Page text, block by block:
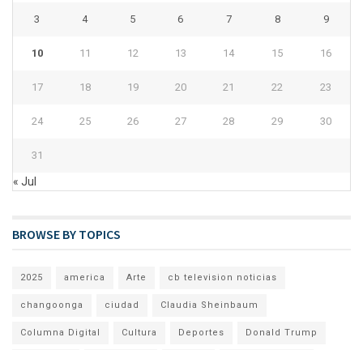
3 4 5 6 7 8 9
10 11 12 13 14 15 16
17 18 19 20 21 22 23
24 25 26 27 28 29 30
31
« Jul
BROWSE BY TOPICS
2025 america Arte cb television noticias
changoonga ciudad Claudia Sheinbaum
Columna Digital Cultura Deportes Donald Trump